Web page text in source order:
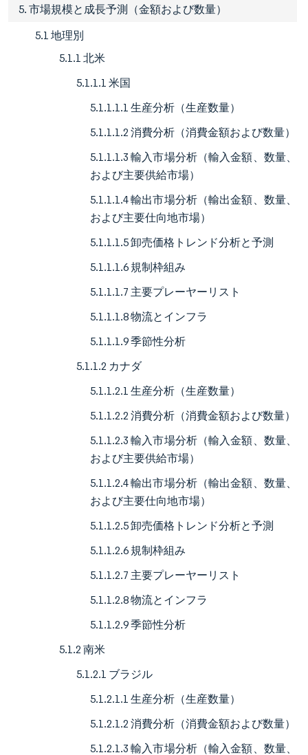
5. 市場規模と成長予測（金額および数量）
5.1 地理別
5.1.1 北米
5.1.1.1 米国
5.1.1.1.1 生産分析（生産数量）
5.1.1.1.2 消費分析（消費金額および数量）
5.1.1.1.3 輸入市場分析（輸入金額、数量、
および主要供給市場）
5.1.1.1.4 輸出市場分析（輸出金額、数量、
および主要仕向地市場）
5.1.1.1.5 卸売価格トレンド分析と予測
5.1.1.1.6 規制枠組み
5.1.1.1.7 主要プレーヤーリスト
5.1.1.1.8 物流とインフラ
5.1.1.1.9 季節性分析
5.1.1.2 カナダ
5.1.1.2.1 生産分析（生産数量）
5.1.1.2.2 消費分析（消費金額および数量）
5.1.1.2.3 輸入市場分析（輸入金額、数量、
および主要供給市場）
5.1.1.2.4 輸出市場分析（輸出金額、数量、
および主要仕向地市場）
5.1.1.2.5 卸売価格トレンド分析と予測
5.1.1.2.6 規制枠組み
5.1.1.2.7 主要プレーヤーリスト
5.1.1.2.8 物流とインフラ
5.1.1.2.9 季節性分析
5.1.2 南米
5.1.2.1 ブラジル
5.1.2.1.1 生産分析（生産数量）
5.1.2.1.2 消費分析（消費金額および数量）
5.1.2.1.3 輸入市場分析（輸入金額、数量、